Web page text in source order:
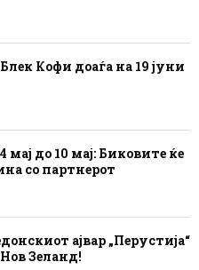
Кофи доаѓа на 19 јуни
мај до 10 мај: Биковите ќе
со партнерот
ајвар „Перустија“
Зеланд!